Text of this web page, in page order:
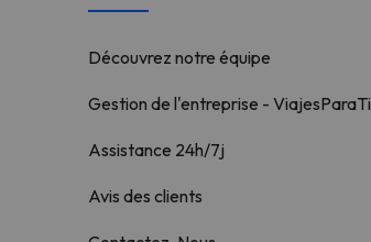
Découvrez notre équipe
Gestion de l'entreprise - ViajesParaTi
Assistance 24h/7j
Avis des clients